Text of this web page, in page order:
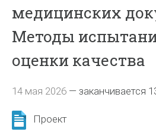
медицинских
Методы
оценки качества
14 мая 2026 —заканчивается
Проект